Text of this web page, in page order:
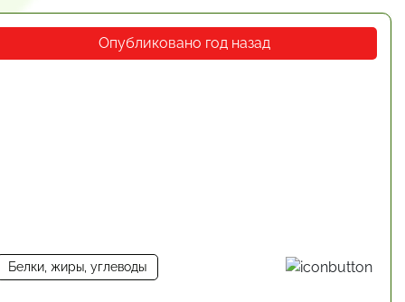
Опубликовано год назад
Белки, жиры, углеводы